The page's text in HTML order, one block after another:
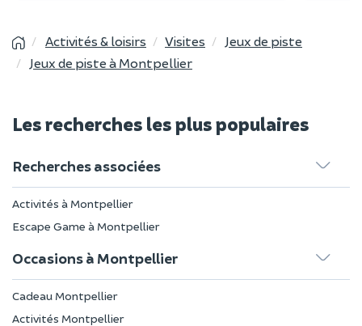
Activités & loisirs Visites
Jeux de piste
Jeux de piste à Montpellier
Les recherches les plus populaires
Recherches associées
Activités à Montpellier
Escape Game à Montpellier
Occasions à Montpellier
Cadeau Montpellier
Activités Montpellier